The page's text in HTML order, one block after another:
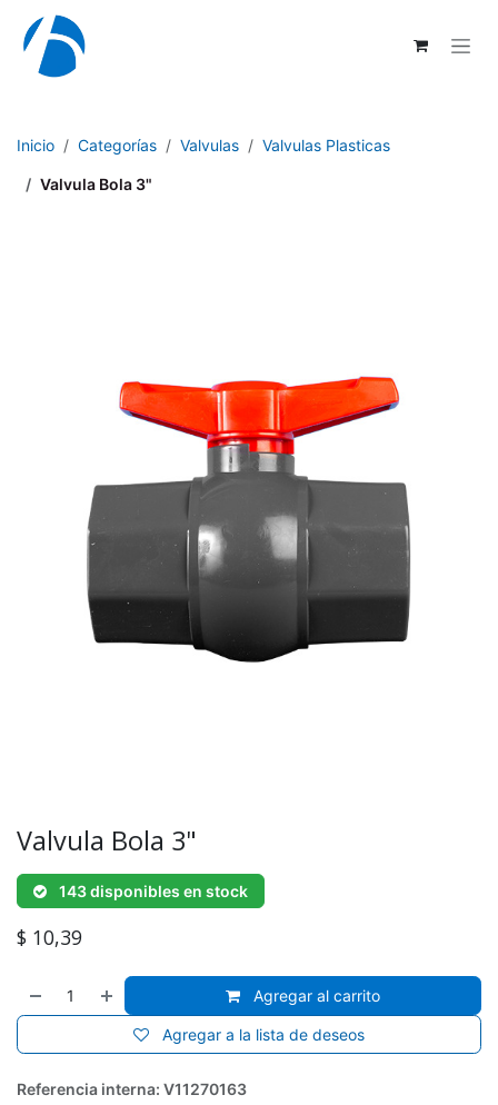
Ir al contenido
Inicio Categorías Valvulas Valvulas Plasticas
Valvula Bola 3"
Valvula Bola 3"
143 disponibles en stock
$ 10,39
Agregar al carrito
Agregar a la lista de deseos
Referencia interna: V11270163